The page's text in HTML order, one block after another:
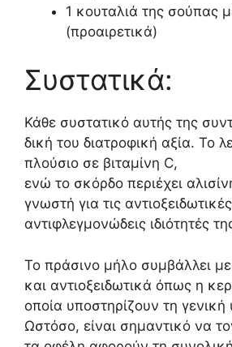
1 κουταλιά της σούπας
(προαιρετικά)
Συστατικά:
Κάθε συστατικό αυτής της
δική του διατροφική αξία. Το
πλούσιο σε βιταμίνη C,
ενώ το σκόρδο περιέχει
γνωστή για τις
αντιφλεγμονώδεις ιδιότητές
Το πράσινο μήλο συμβάλλει με
και αντιοξειδωτικά όπως η
οποία υποστηρίζουν τη γενική
Ωστόσο, είναι σημαντικό να